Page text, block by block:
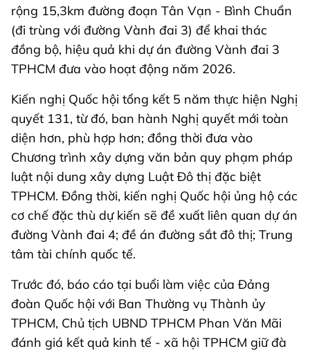
rộng 15,3km đường đoạn Tân Vạn - Bình Chuẩn
(đi trùng với đường Vành đai 3) để khai thác
đồng bộ, hiệu quả khi dự án đường Vành đai 3
TPHCM đưa vào hoạt động năm 2026.
Kiến nghị Quốc hội tổng kết 5 năm thực hiện Nghị
quyết 131, từ đó, ban hành Nghị quyết mới toàn
diện hơn, phù hợp hơn; đồng thời đưa vào
Chương trình xây dựng văn bản quy phạm pháp
luật nội dung xây dựng Luật Đô thị đặc biệt
TPHCM. Đồng thời, kiến nghị Quốc hội ủng hộ các
cơ chế đặc thù dự kiến sẽ đề xuất liên quan dự án
đường Vành đai 4; đề án đường sắt đô thị; Trung
tâm tài chính quốc tế.
Trước đó, báo cáo tại buổi làm việc của Đảng
đoàn Quốc hội với Ban Thường vụ Thành ủy
TPHCM, Chủ tịch UBND TPHCM Phan Văn Mãi
đánh giá kết quả kinh tế - xã hội TPHCM giữ đà